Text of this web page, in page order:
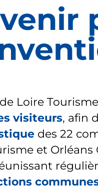
Loire
visiteurs, afin
des 22
et